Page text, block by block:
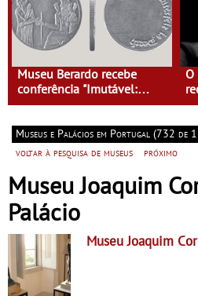
Museu Berardo recebe
conferência "Imutável:
Desenhando História" por
O
Museus e Palácios em Portugal (732 de
voltar à pesquisa de museus
próximo
Museu Joaquim
Palácio
Museu Joaquim